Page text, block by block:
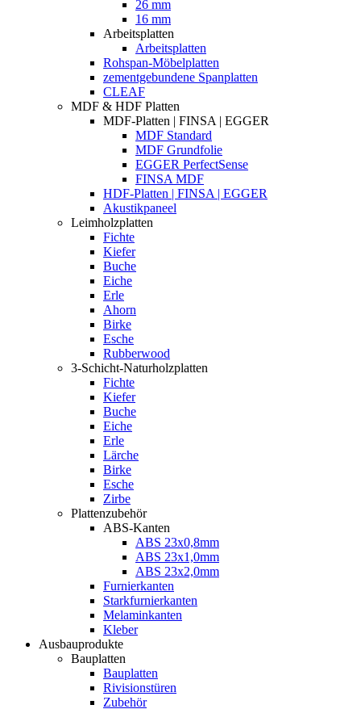
26 mm
16 mm
Arbeitsplatten
Arbeitsplatten
Rohspan-Möbelplatten
zementgebundene Spanplatten
CLEAF
MDF & HDF Platten
MDF-Platten | FINSA | EGGER
MDF Standard
MDF Grundfolie
EGGER PerfectSense
FINSA MDF
HDF-Platten | FINSA | EGGER
Akustikpaneel
Leimholzplatten
Fichte
Kiefer
Buche
Eiche
Erle
Ahorn
Birke
Esche
Rubberwood
3-Schicht-Naturholzplatten
Fichte
Kiefer
Buche
Eiche
Erle
Lärche
Birke
Esche
Zirbe
Plattenzubehör
ABS-Kanten
ABS 23x0,8mm
ABS 23x1,0mm
ABS 23x2,0mm
Furnierkanten
Starkfurnierkanten
Melaminkanten
Kleber
Ausbauprodukte
Bauplatten
Bauplatten
Rivisionstüren
Zubehör